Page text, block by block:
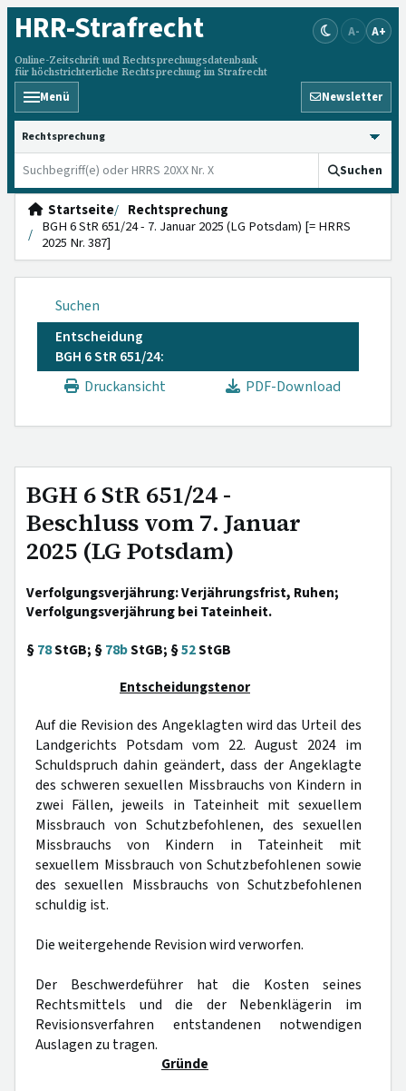
HRR-Strafrecht
Online-Zeitschrift und Rechtsprechungsdatenbank
für höchstrichterliche Rechtsprechung im Strafrecht
A- A+
Menü Newsletter
HRRS durchsuchen
Suchen
Startseite
Rechtsprechung
BGH 6 StR 651/24 - 7. Januar 2025 (LG Potsdam) [= HRRS
2025 Nr. 387]
Suchen
Entscheidung
BGH 6 StR 651/24:
Druckansicht
PDF-Download
BGH 6 StR 651/24 -
Beschluss vom 7. Januar
2025 (LG Potsdam)
Verfolgungsverjährung: Verjährungsfrist, Ruhen;
Verfolgungsverjährung bei Tateinheit.
§78StGB; §78bStGB; §52StGB
Entscheidungstenor
Auf die Revision des Angeklagten wird das Urteil des
Landgerichts Potsdam vom 22. August 2024 im
Schuldspruch dahin geändert, dass der Angeklagte
des schweren sexuellen Missbrauchs von Kindern in
zwei Fällen, jeweils in Tateinheit mit sexuellem
Missbrauch von Schutzbefohlenen, des sexuellen
Missbrauchs von Kindern in Tateinheit mit
sexuellem Missbrauch von Schutzbefohlenen sowie
des sexuellen Missbrauchs von Schutzbefohlenen
schuldig ist.
Die weitergehende Revision wird verworfen.
Der Beschwerdeführer hat die Kosten seines
Rechtsmittels und die der Nebenklägerin im
Revisionsverfahren entstandenen notwendigen
Auslagen zu tragen.
Gründe